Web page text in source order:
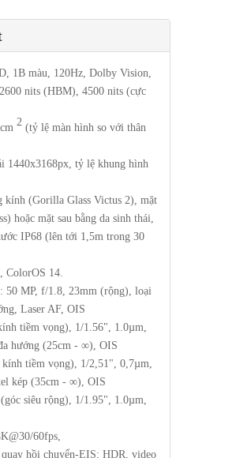
1B màu, 120Hz, Dolby Vision,
nits (HBM), 4500 nits (cực
2 (tỷ lệ màn hình so với thân
1440x3168px, tỷ lệ khung hình
kính (Gorilla Glass Victus 2), mặt
hoặc mặt sau bằng da sinh thái,
IP68 (lên tới 1,5m trong 30
ColorOS 14.
: 50 MP, f/1.8, 23mm (rộng), loại
Laser AF, OIS
tiềm vọng), 1/1.56", 1.0µm,
hướng (25cm - ∞), OIS
tiềm vọng), 1/2,51", 0,7µm,
kép (35cm - ∞), OIS
siêu rộng), 1/1.95", 1.0µm,
60fps,
hồi chuyển-EIS; HDR, video